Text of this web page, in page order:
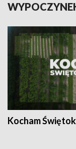
Kocham